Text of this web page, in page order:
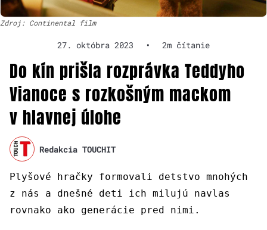
Zdroj: Continental film
27. októbra 2023 • 2m čítanie
Do kín prišla rozprávka Teddyho
Vianoce s rozkošným mackom
v hlavnej úlohe
Redakcia TOUCHIT
Plyšové hračky formovali detstvo mnohých
z nás a dnešné deti ich milujú navlas
rovnako ako generácie pred nimi.